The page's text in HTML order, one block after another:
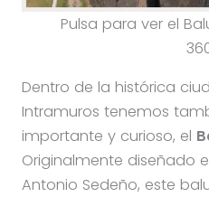
Pulsa para ver el
Dentro de la histórica
Intramuros tenemos
importante y curioso, el
Originalmente diseñado
Antonio Sedeño, este